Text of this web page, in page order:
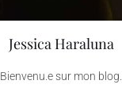
Jessica Haraluna
Bienvenu.e sur mon blog.